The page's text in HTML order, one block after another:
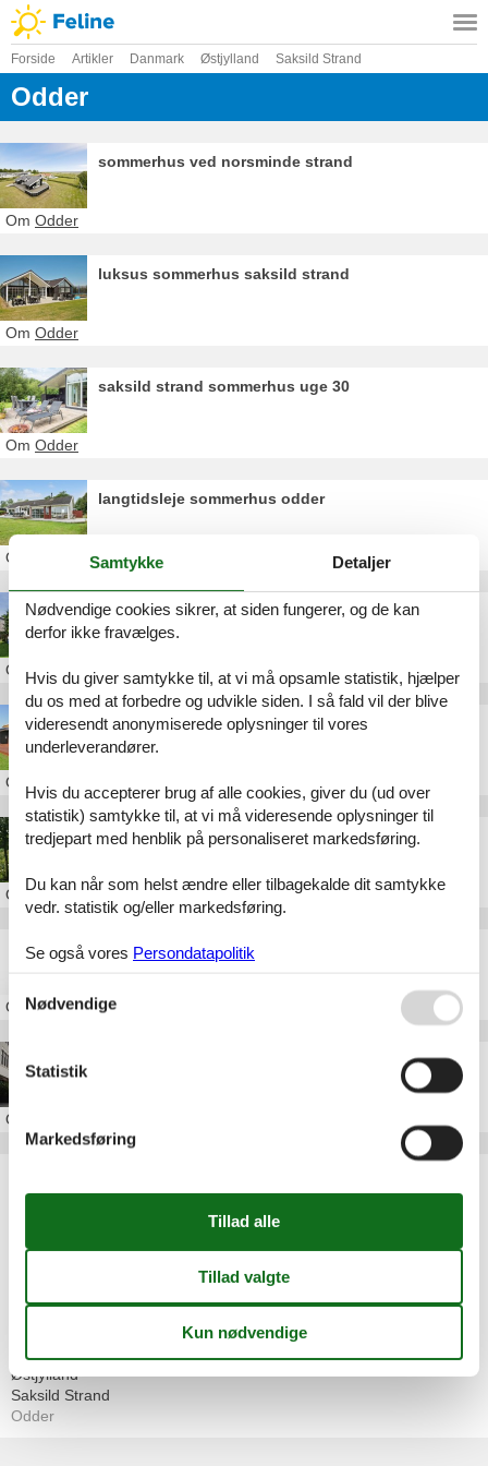
Forside Artikler Danmark Østjylland Saksild Strand
Odder
sommerhus ved norsminde strand
Om Odder
luksus sommerhus saksild strand
Om Odder
saksild strand sommerhus uge 30
Om Odder
langtidsleje sommerhus odder
Om
Privat sommerhusudlejning Odder
OmOdder
Sommerhus Odder Dyngby Havvej
Om
Økologiens Have i Odder
OmOdder
Langtidsleje sommerhus Odder
OmOdder
Om
Alle
Attraktion
Geografier
Danmark
Østjylland
Saksild Strand
Odder
Samtykke Detaljer
Nødvendige cookies sikrer, at siden fungerer, og de kan
derfor ikke fravælges.
Hvis du giver samtykke til, at vi må opsamle statistik, hjælper
du os med at forbedre og udvikle siden. I så fald vil der blive
videresendt anonymiserede oplysninger til vores
underleverandører.
Hvis du accepterer brug af alle cookies, giver du (ud over
statistik) samtykke til, at vi må videresende oplysninger til
tredjepart med henblik på personaliseret markedsføring.
Du kan når som helst ændre eller tilbagekalde dit samtykke
vedr. statistik og/eller markedsføring.
Se også vores Persondatapolitik
Nødvendige
Statistik
Markedsføring